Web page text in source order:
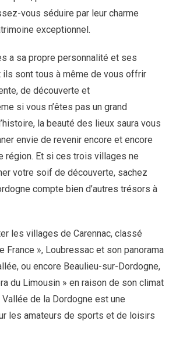
vous séduire par leur charme
exceptionnel.
a sa propre personnalité et ses
sont tous à même de vous offrir
de découverte et
si vous n’êtes pas un grand
la beauté des lieux saura vous
envie de revenir encore et encore
région. Et si ces trois villages ne
votre soif de découverte, sachez
compte bien d’autres trésors à
les villages de Carennac, classé
France », Loubressac et son panorama
ou encore Beaulieu-sur-Dordogne,
du Limousin » en raison de son climat
de la Dordogne est une
les amateurs de sports et de loisirs